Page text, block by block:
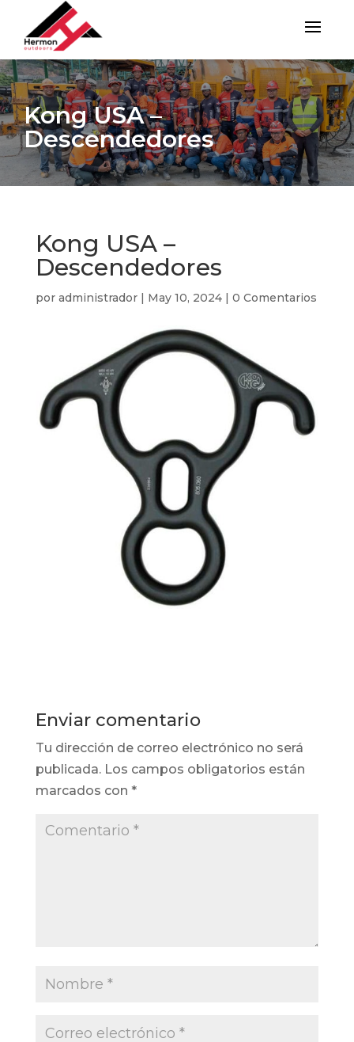
Kong USA –
Descendedores
Kong USA –
Descendedores
por administrador| May 10, 2024| 0 Comentarios
Enviar comentario
Tu dirección de correo electrónico no será
publicada. Los campos obligatorios están
marcados con *